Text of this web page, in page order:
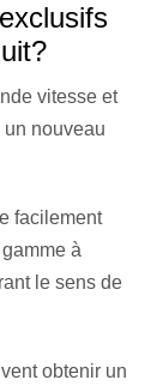
vitesse et
nouveau
facilement
à
le sens de
obtenir un